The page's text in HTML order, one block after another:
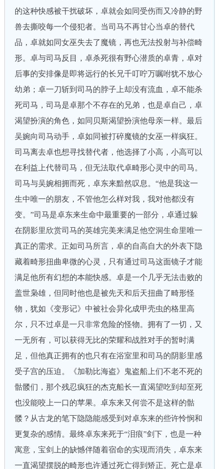
的这种快感被干扰破坏，卓就会如同受伤而又冷静的野
兽去撕咬每一个侵犯者。当司马不再甘心当卓的替代
品，卓就如同女巫失去了魔镜，再也无法投射与补偿畸
形。卓与司马反目，卓杀死很有野心潜质的卓青，卓对
后事的安排像是即将远行的长兄千叮咛万嘱咐犹不放心
幼弟；卓一刀斩到司马的脖子上却没有流血，卓不能杀
死司马，司马是卓那个不存在的兄弟，也是卓自己，卓
渴望扮演的角色，如同贝斯渴望扮演他母亲一样。最后
吴婉向司马动手，卓如同被打碎魔镜的女巫一样疯狂。
司马离去卓也想寻找替代者，他选择了小高，小高可以
在利益上代替司马，但无法取代卓畸形心灵中的司马。
司马与吴婉相拥而死，卓东来黯然叹息。“他是我这一
生中唯一的朋友，不管他怎么样对我，我对他都没有
变。”司马是卓东来生命中最重要的一部分，卓通过躲
在阴影里欣赏司马的英雄完美来满足他空洞生命里唯一
真正的需求。正如司马所言，卓的自高自大的外表下隐
藏着畸形扭曲卑微的心灵，只有通过司马这面镜子才能
满足他所有幻想的本能快感。卓是一个几乎无法击败的
盖世枭雄，但同时他也是被先天和后天扭曲了畸形怪
物，犹如《变形记》中被社会异化成甲壳虫的格里高
尔，只不过卓是一只非常危险的怪物。拥有了一切，又
一无所有，可以获得无比的荣耀和战胜对手的暂时满
足，但他真正拥有的也只有在浴室里和司马的阴影里感
受子宫的压迫。《加勒比海盗》鬼盗船上们不老不死的
骷髅们，那个残忍疯狂的杰克船长一直渴望吃到却至死
也没能咬上一口的苹果。卓东来又何尝不是这样的骷
髅？从古龙的笔下隐隐能感受到对卓东来的些许怜悯和
更复杂的感情。最终卓东来死于“泪痕”剑下，也是一种
寓意，宝剑上的缺憾伴随着宿命的实现而消失，卓东来
一直渴望摆脱的畸形也许通过死亡得到矫正。死亡是卓